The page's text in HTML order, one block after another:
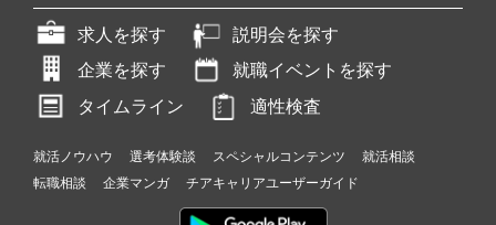
求人を探す
説明会を探す
企業を探す
就職イベントを探す
タイムライン
適性検査
就活ノウハウ 選考体験談 スペシャルコンテンツ
就活相談
転職相談
企業マンガ チアキャリアユーザーガイド